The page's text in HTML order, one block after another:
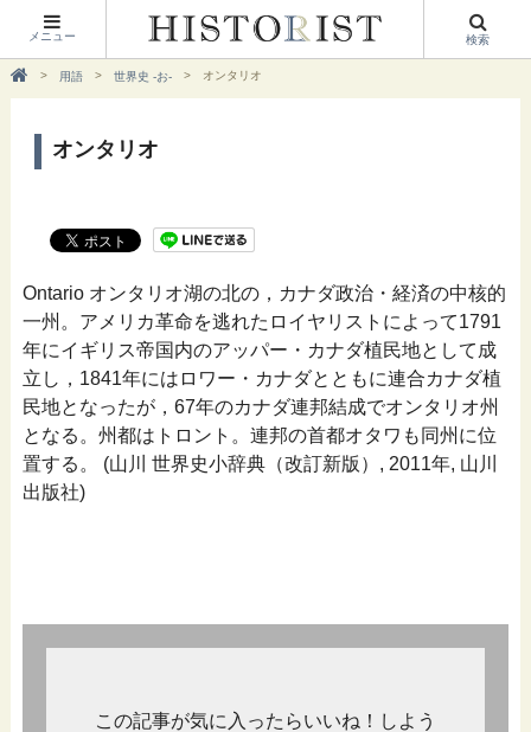
メニュー 検索
用語 世界史 -お- オンタリオ
オンタリオ
Ontario オンタリオ湖の北の，カナダ政治・経済の中核的
一州。アメリカ革命を逃れたロイヤリストによって1791
年にイギリス帝国内のアッパー・カナダ植民地として成
立し，1841年にはロワー・カナダとともに連合カナダ植
民地となったが，67年のカナダ連邦結成でオンタリオ州
となる。州都はトロント。連邦の首都オタワも同州に位
置する。 (山川 世界史小辞典（改訂新版）, 2011年, 山川
出版社)
この記事が気に入ったらいいね！しよう